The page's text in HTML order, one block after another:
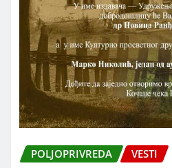
POLJOPRIVREDA VESTI